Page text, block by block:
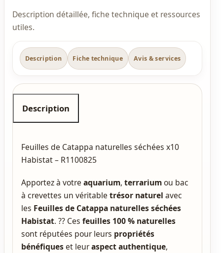
Description détaillée, fiche technique et ressources
utiles.
Description Fiche technique Avis & services
Description
Feuilles de Catappa naturelles séchées x10
Habistat – R1100825
Apportez à votre aquarium, terrariumou bac
à crevettes un véritable trésor naturel avec
les Feuilles de Catappa naturelles séchées
Habistat. ?? Ces feuilles 100 % naturelles
sont réputées pour leurs propriétés
bénéfiqueset leuraspect authentique,